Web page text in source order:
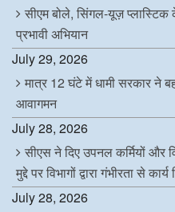
सीएम बोले, सिंगल-यूज़ प्लास्टिक
प्रभावी अभियान
July 29, 2026
मात्र 12 घंटे में धामी सरकार ने
आवागमन
July 28, 2026
सीएस ने दिए उपनल कर्मियों और
मुद्दे पर विभागों द्वारा गंभीरता से
July 28, 2026